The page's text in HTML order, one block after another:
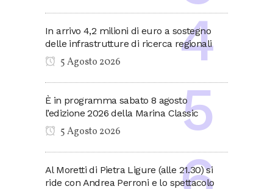
In arrivo 4,2 milioni di euro a sostegno
delle infrastrutture di ricerca regionali
5 Agosto 2026
È in programma sabato 8 agosto
l’edizione 2026 della Marina Classic
5 Agosto 2026
Al Moretti di Pietra Ligure (alle 21.30) si
ride con Andrea Perroni e lo spettacolo